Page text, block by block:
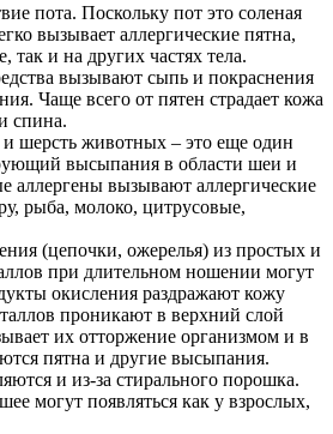
пота. Поскольку пот это соленая
вызывает аллергические пятна,
так и на других частях тела.
вызывают сыпь и покраснения
Чаще всего от пятен страдает кожа
спина.
шерсть животных – это еще один
высыпания в области шеи и
аллергены вызывают аллергические
рыба, молоко, цитрусовые,
(цепочки, ожерелья) из простых и
при длительном ношении могут
окисления раздражают кожу
проникают в верхний слой
их отторжение организмом и в
пятна и другие высыпания.
и из-за стирального порошка.
могут появляться как у взрослых,